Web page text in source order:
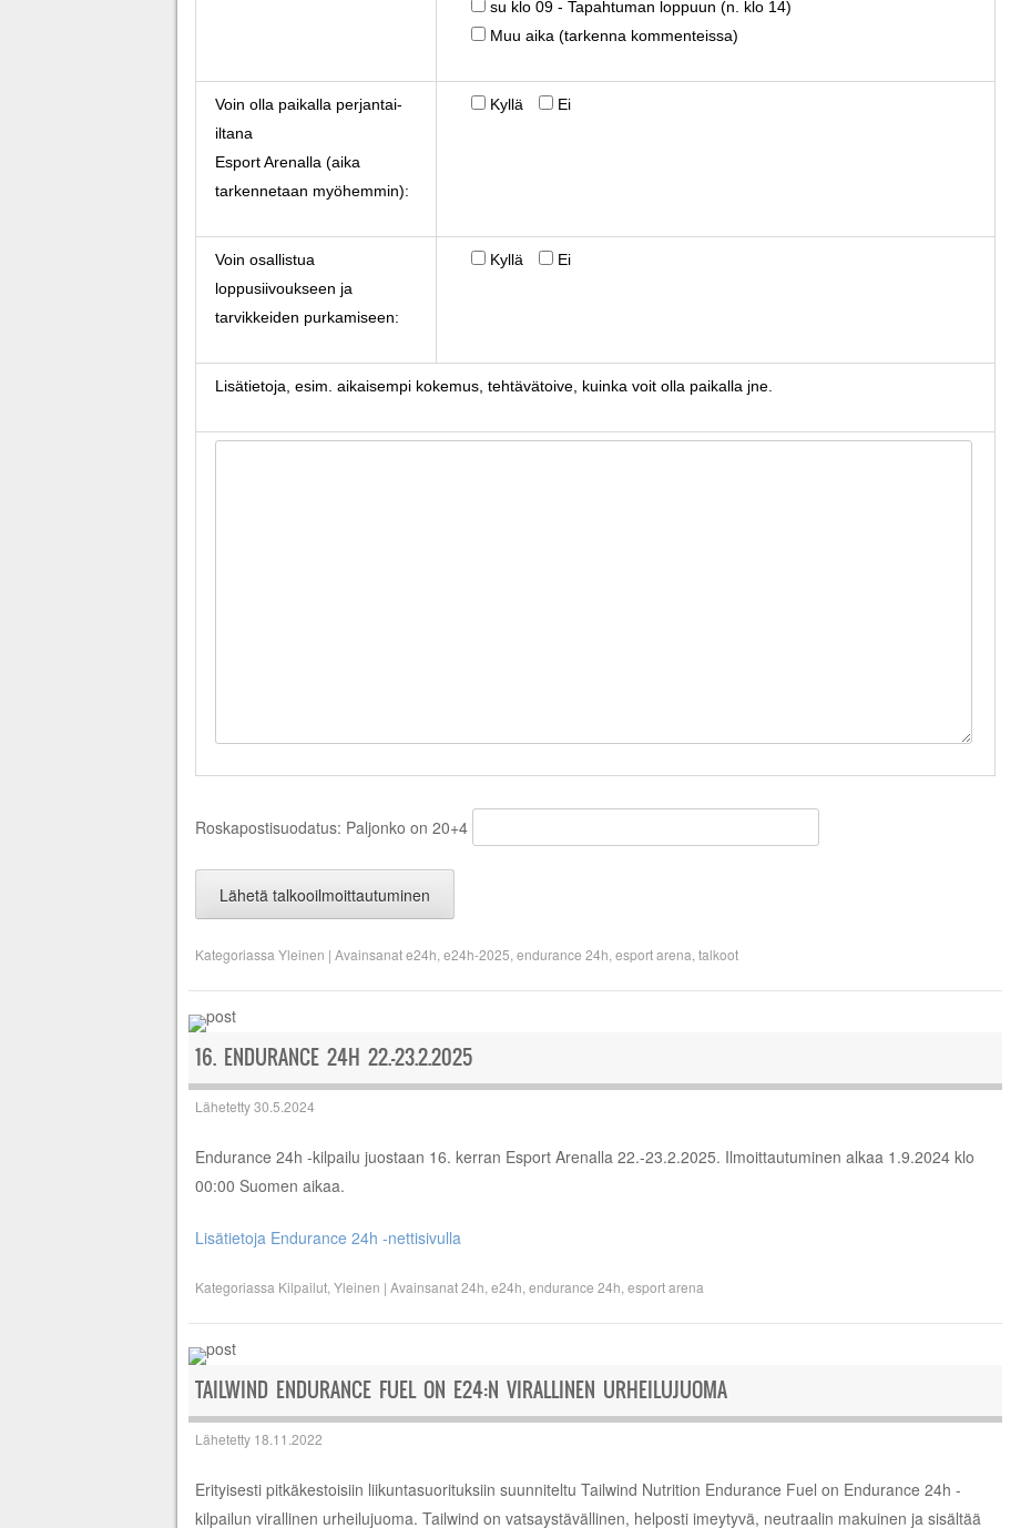
su klo 09 - Tapahtuman loppuun (n. klo 14)
Muu aika (tarkenna kommenteissa)
Voin olla paikalla perjantai-
iltana
Esport Arenalla (aika
tarkennetaan myöhemmin):
Kyllä Ei
Voin osallistua
loppusiivoukseen ja
tarvikkeiden purkamiseen:
Kyllä Ei
Lisätietoja, esim. aikaisempi kokemus, tehtävätoive, kuinka voit olla paikalla jne.
Roskapostisuodatus: Paljonko on 20+4
KategoriassaYleinen | Avainsanate24h,e24h-2025,endurance 24h,esport arena,talkoot
16. ENDURANCE 24H 22.-23.2.2025
Lähetetty30.5.2024
Endurance 24h -kilpailu juostaan 16. kerran Esport Arenalla 22.-23.2.2025. Ilmoittautuminen alkaa 1.9.2024 klo
00:00 Suomen aikaa.
Lisätietoja Endurance 24h -nettisivulla
Kategoriassa Kilpailut, Yleinen | Avainsanat24h e24h endurance 24h esport arena
TAILWIND ENDURANCE FUEL ON E24:N VIRALLINEN URHEILUJUOMA
Lähetetty 18.11.2022
Erityisesti pitkäkestoisiin liikuntasuorituksiin suunniteltu Tailwind Nutrition Endurance Fuel on Endurance 24h -
kilpailun virallinen urheilujuoma. Tailwind on vatsaystävällinen, helposti imeytyvä, neutraalin makuinen ja sisältää